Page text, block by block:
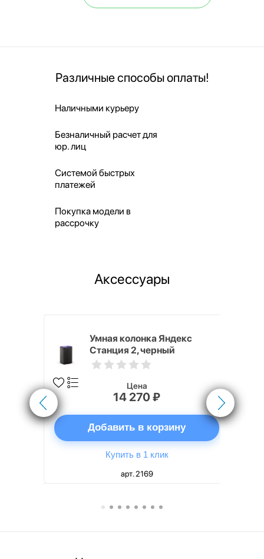
Различные способы оплаты!
Наличными курьеру
Безналичный расчет для
юр. лиц
Системой быстрых
платежей
Покупка модели в
рассрочку
Аксессуары
Умная колонка Яндекс
Станция 2, черный
Цена
14 270 ₽
Добавить в корзину
Купить в 1 клик
арт. 2169